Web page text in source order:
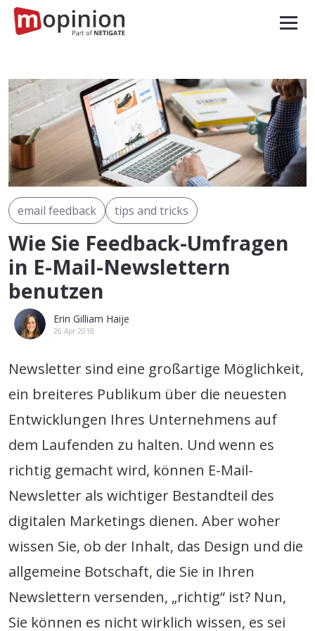
email feedback tips and tricks
Wie Sie Feedback-Umfragen
in E-Mail-Newslettern
benutzen
Erin Gilliam Haije
26 Apr 2018
Newsletter sind eine großartige Möglichkeit,
ein breiteres Publikum über die neuesten
Entwicklungen Ihres Unternehmens auf
dem Laufenden zu halten. Und wenn es
richtig gemacht wird, können E-Mail-
Newsletter als wichtiger Bestandteil des
digitalen Marketings dienen. Aber woher
wissen Sie, ob der Inhalt, das Design und die
allgemeine Botschaft, die Sie in Ihren
Newslettern versenden, „richtig“ ist? Nun,
Sie können es nicht wirklich wissen, es sei